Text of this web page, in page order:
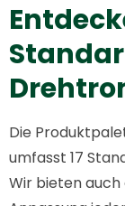
Die
umfasst 17
Wir bieten auch